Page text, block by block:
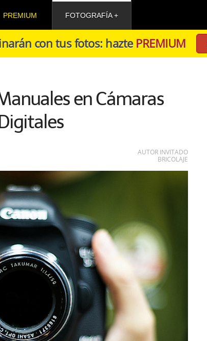
PREMIUM FOTOGRAFÍA
con tus fotos: hazte PREMIUM
en Cámaras
AUTOR INVITADO
BRICOLAJE